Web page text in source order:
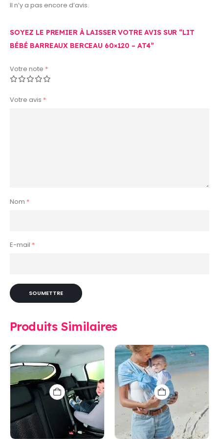
Il n’y a pas encore d’avis.
SOYEZ LE PREMIER À LAISSER VOTRE AVIS SUR “LIT
BÉBÉ BARREAUX BERCEAU 60×120 – AT4”
Votre note *
Votre avis *
Nom *
E-mail *
Produits Similaires